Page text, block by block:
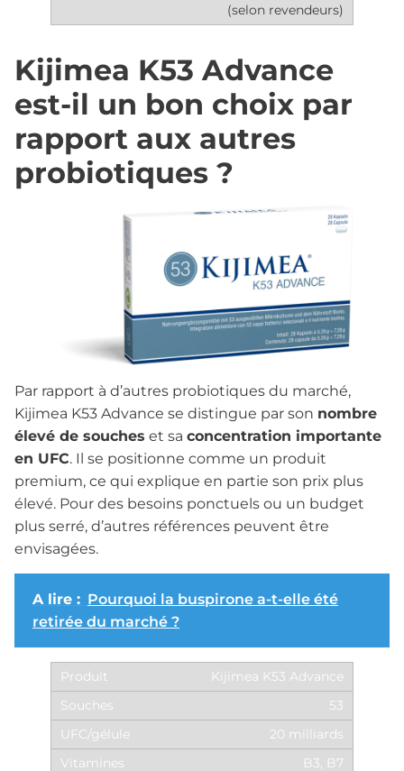
(selon revendeurs)
Kijimea K53 Advance
est-il un bon choix par
rapport aux autres
probiotiques ?
Par rapport à d’autres probiotiques du marché,
Kijimea K53 Advance se distingue par son nombre
élevé de souches et sa concentration importante
en UFC. Il se positionne comme un produit
premium, ce qui explique en partie son prix plus
élevé. Pour des besoins ponctuels ou un budget
plus serré, d’autres références peuvent être
envisagées.
A lire : Pourquoi la buspirone a-t-elle été
retirée du marché ?
Kijimea K53 Advance
53
20 milliards
B3, B7